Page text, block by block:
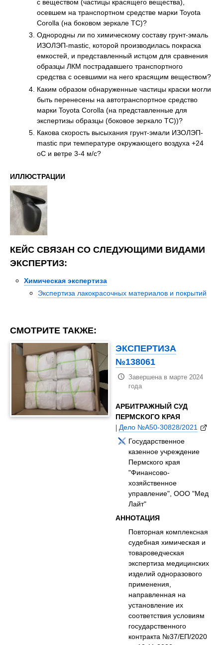
осевшем на транспортном средстве марки Toyota
Corolla (на боковом зеркале ТС)?
Однородны ли по химическому составу грунт-эмаль
ИЗОЛЭП-mastic, которой производилась покраска
емкостей, и представленный истцом для сравнения
образцы ЛКМ пострадавшего транспортного
средства с осевшими на него красящим веществом?
Каким образом обнаруженные частицы краски могли
быть перенесены на автотранспортное средство
марки Toyota Corolla (на представленные для
экспертизы образцы (боковое зеркало ТС))?
Какова скорость высыхания грунт-эмали ИЗОЛЭП-
mastic при температуре окружающего воздуха +24
оС и ветре 3-4 м/с?
ИЛЛЮСТРАЦИИ
КЕЙС СВЯЗАН СО СЛЕДУЮЩИМИ ВИДАМИ
ЭКСПЕРТИЗ:
Химическая экспертиза
Экспертиза лакокрасочных материалов и покрытий
СМОТРИТЕ ТАКЖЕ:
ЭКСПЕРТИЗА
№138061
Завершена в марте 2024
года
АРБИТРАЖНЫЙ СУД
ПЕРМСКОГО КРАЯ
|Дело №А50-30828/2021
Государственное
казенное учреждение
Пермского края
"Финансово-
хозяйственное
управление", ООО "Мед
Лайт"
АННОТАЦИЯ
Повторная комплексная
судебная химическая и
товароведческая
экспертиза медицинских
изделий одноразового
применения,
направленная на
установление их
соответствия условиям
государственного
контракта №37/ЕП/2020